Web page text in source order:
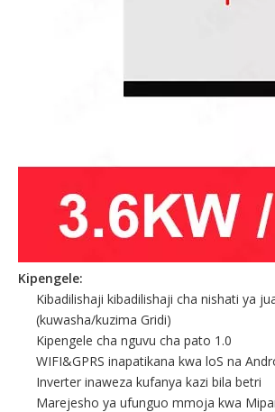
Kipengele:
Kibadilishaji kibadilishaji cha nishati ya
(kuwasha/kuzima Gridi)
Kipengele cha nguvu cha pato 1.0
WIFI&GPRS inapatikana kwa loS na
Inverter inaweza kufanya kazi bila betri
Marejesho ya ufunguo mmoja kwa